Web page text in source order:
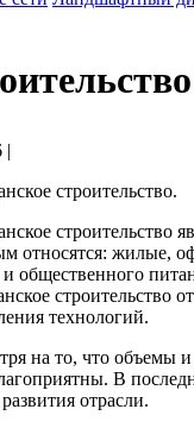
|
строительство.
строительство
относятся: жилые,
общественного
строительство
технологий.
на то, что объемы
В
отрасли.